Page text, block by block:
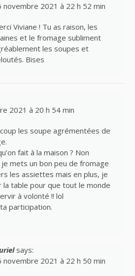
novembre 2021 à 22 h 52 min
Viviane ! Tu as raison, les
et le fromage subliment
les soupes et
Bises
2021 à 20 h 54 min
les soupe agrémentées de
fait à la maison ? Non
mets un bon peu de fromage
les assiettes mais en plus, je
la table pour que tout le monde
à volonté !! lol
participation.
says:
novembre 2021 à 22 h 50 min